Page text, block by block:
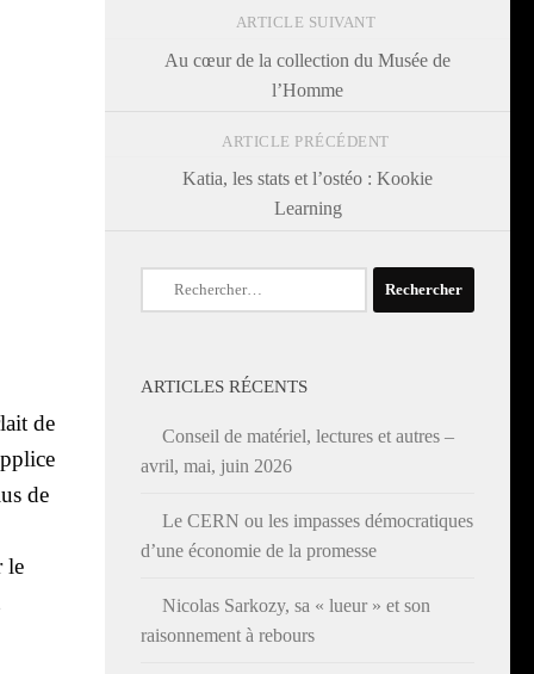
de
de
le
ARTICLE SUIVANT
Au cœur de la collection du Musée de
l’Homme
ARTICLE PRÉCÉDENT
Katia, les stats et l’ostéo : Kookie
Learning
Rechercher :
ARTICLES RÉCENTS
Conseil de matériel, lectures et autres –
avril, mai, juin 2026
Le CERN ou les impasses démocratiques
d’une économie de la promesse
Nicolas Sarkozy, sa « lueur » et son
raisonnement à rebours